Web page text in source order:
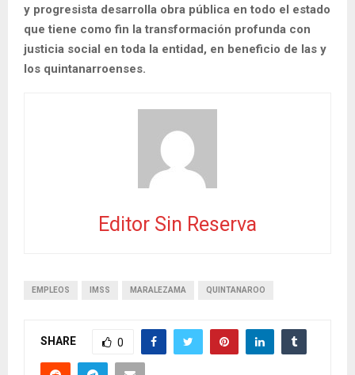
y progresista desarrolla obra pública en todo el estado
que tiene como fin la transformación profunda con
justicia social en toda la entidad, en beneficio de las y
los quintanarroenses.
Editor Sin Reserva
EMPLEOS IMSS MARALEZAMA QUINTANAROO
SHARE 0